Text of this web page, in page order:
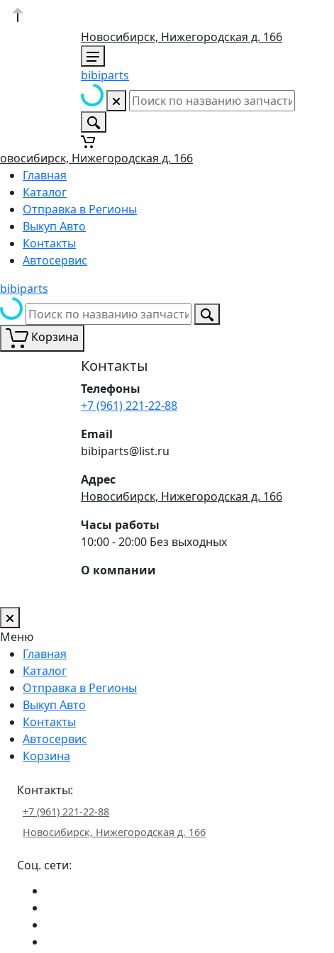
Новосибирск, Нижегородская д. 166
bibiparts
Нижегородская д. 166
Главная
Каталог
Отправка в Регионы
Выкуп Авто
Контакты
Автосервис
bibiparts
Корзина
Контакты
Телефоны
+7 (961) 221-22-88
Email
bibiparts@list.ru
Адрес
Новосибирск, Нижегородская д. 166
Часы работы
10:00 - 20:00 Без выходных
О компании
Меню
Главная
Каталог
Отправка в Регионы
Выкуп Авто
Контакты
Автосервис
Корзина
Контакты:
+7 (961) 221-22-88
Новосибирск, Нижегородская д. 166
Соц. сети: